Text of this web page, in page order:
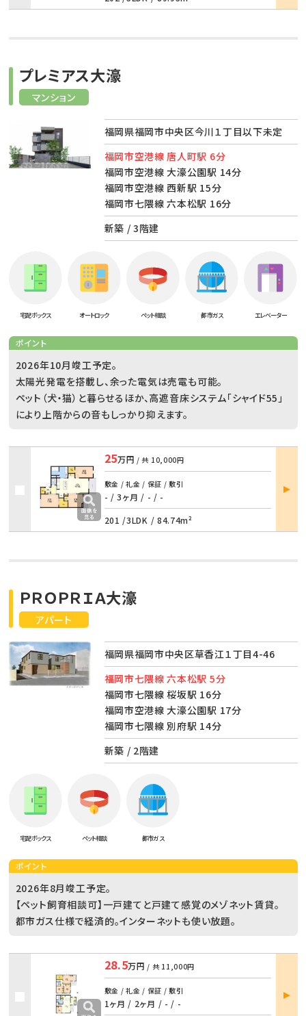
マンション
プレミアス大濠
福岡県福岡市中央区今川１丁目以下未定
福岡市空港線 唐人町駅 6分
福岡市空港線 大濠公園駅 14分
福岡市空港線 西新駅 15分
福岡市七隈線 六本松駅 16分
新築 / 3階建
宅配ボックス オートロック ペット相談 都市ガス エレベーター
ポイント
2026年10月竣工予定。
太陽光発電を搭載し、余った電気は売電も可能。
ペット（犬・猫）と暮らせるほか、高遮音床システム「シャイド55」
により上階からの音もしっかり抑えます。
25万円 / 共 10,000円
敷金 / 礼金 / 保証 / 敷引
- / 3ヶ月 / - / -
201 /3LDK / 84.74m²
部屋
詳細
アパート
ＰＲＯＰＲＩＡ大濠
福岡県福岡市中央区草香江１丁目4-46
福岡市七隈線 六本松駅 5分
福岡市七隈線 桜坂駅 16分
福岡市空港線 大濠公園駅 17分
福岡市七隈線 別府駅 14分
新築 / 2階建
宅配ボックス ペット相談 都市ガス
ポイント
2026年8月竣工予定。
【ペット飼育相談可】一戸建てと戸建て感覚のメゾネット賃貸。
都市ガス仕様で経済的。インターネットも使い放題。
28.5万円 / 共 11,000円
敷金 / 礼金 / 保証 / 敷引
1ヶ月 / 2ヶ月 / - / -
部屋
詳細